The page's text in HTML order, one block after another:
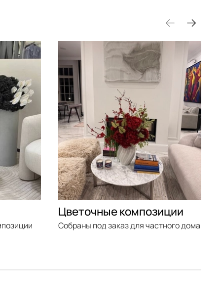
Цветочные композиции
Собраны под заказ для частного дома